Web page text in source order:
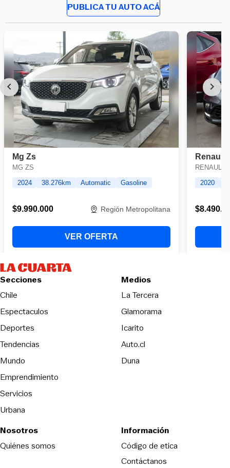
PUBLICA TU AUTO ACÁ
Secciones
Chile
Espectaculos
Deportes
Tendencias
Mundo
Emprendimiento
Servicios
Urbana
Medios
La TerceraOpens in new
Glamorama
Icarito
Auto.cl
DunaOpens in new window
Nosotros
Quiénes somos
Información
Código de eticaOpens in new
Contáctanos